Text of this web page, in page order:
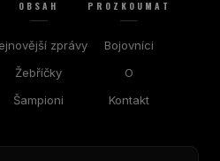
OBSAH
zprávy
Žebříčky
Šampioni
PROZKOUMAT
Bojovníci
O
Kontakt